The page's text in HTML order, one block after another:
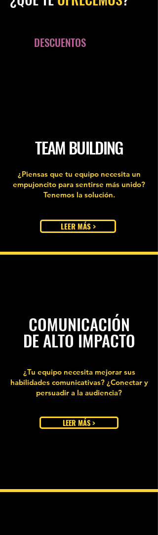
DESCUENTOS
TEAM BUILDING
¿Piensas que tu equipo necesita un
empujoncito para sentirse más unido?
Tenemos la solución.
LEER MÁS >
COMUNICACIÓN
DE ALTO IMPACTO
¿Tu equipo necesita mejorar sus
habilidades comunicativas? ¿Conectar y
persuadir a la audiencia?
LEER MÁS >